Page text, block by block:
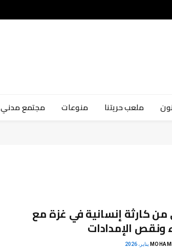
ملعب حريتنا منوعات مجتمع مدني
من كارثة إنسانية في غزة مع
ونقص الإمدادات